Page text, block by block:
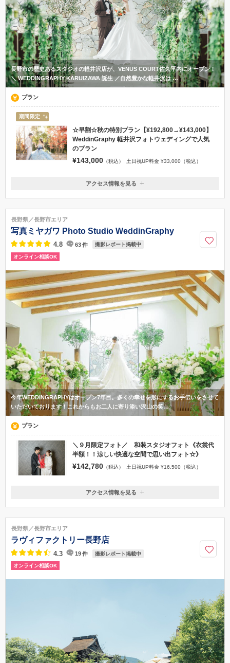
長野市の歴史あるスタジオの軽井沢店が、VENUS COURT佐久平内にオープン！
＼ WEDDINGRAPHY KARUIZAWA 誕生 ／自然豊かな軽井沢は …
プラン
期間限定
☆早割☆秋の特別プラン【¥192,800→¥143,000】
WeddinGraphy 軽井沢フォトウェディングで人気
のプラン
¥143,000 （税込） 土日祝UP料金 ¥33,000（税込）
長野県佐久市長土呂1169-7
026-228-1101
アクセス情報を見る
長野県／長野市エリア
写真ミヤガワ Photo Studio WeddinGraphy
4.8 63件 撮影レポート掲載中
オンライン相談OK
今年WEDDINGRAPHYはオープン7年目。多くの幸せを形にするお手伝いをさせて
いただいております！これからもお二人に寄り添い沢山の笑…
プラン
＼９月限定フォト／ 和装スタジオフォト《衣裳代
半額！！涼しい快適な空間で思い出フォト☆》
¥142,780 （税込） 土日祝UP料金 ¥16,500（税込）
長野県長野市栗田1996番地
026-228-6633
アクセス情報を見る
長野県／長野市エリア
ラヴィファクトリー長野店
4.3 19件 撮影レポート掲載中
オンライン相談OK